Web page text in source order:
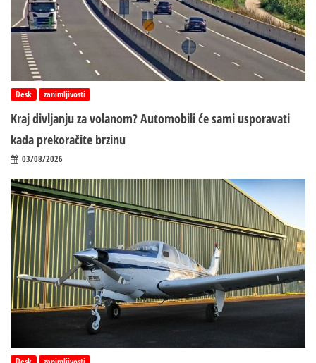
Desk zanimljivosti
Kraj divljanju za volanom? Automobili će sami usporavati
kada prekoračite brzinu
03/08/2026